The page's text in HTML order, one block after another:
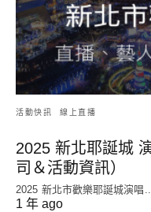
活動快訊 線上直播
2025 新北耶誕城
司＆活動資訊）
2025 新北市歡樂耶誕城演唱
1 年 ago